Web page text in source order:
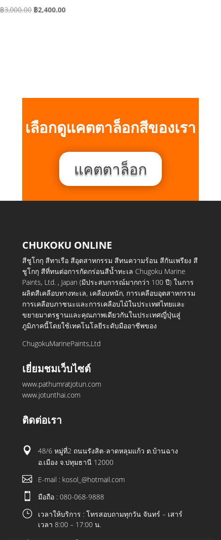
฿3,000.00 Original
฿2,400.00Current
เลือกดูแคตตาล็อกสีของเรา
แคตตาล็อก
CHUKOKU ONLINE
สีชูโกกุ สีทาเรือ สีอุตสาหกรรม สีทนความร้อน สีกันเพรียง สี
ชูโกกุ สีที่ทนต่อการกัดกร่อนสีน้ำทะเล Chugoku Marine
Paints, Ltd. , Japan (มีประสบการณ์มากกว่า 100 ปี) ในการ
ผลิตสีเคลือบทางทะเล, เคลือบหนัก, การเคลือบอุตสาหกรรม
การเคลือบภาชนะและการเคลือบไม้ในประเทศไทยและ
ขยายมาตรฐานและคุณภาพเดียวกันในประเทศญี่ปุ่นสู่
ภูมิภาคนี้โดยใช้เทคโนโลยีระดับมืออาชีพของ
ChugokuMarinePaints,Ltd
เยี่ยมชมเว็บไซต์
www.pathumratjotun.com
www.jotunthai.com
ติดต่อเรา

48/6 หมู่ที่2 ถนนรังสิต-ลาดหลุมแก้ว ต.บ้านฉาง
อ.เมือง จ.ปทุมธานี 12000
 E-mail : kosol_@hotmail.com
 มือถือ : 080-068-9888
}
เวลาให้บริการ : โทรสอบถามทุกวัน จันทร์ – เสาร์
เวลา 8:00 – 17:00 น.